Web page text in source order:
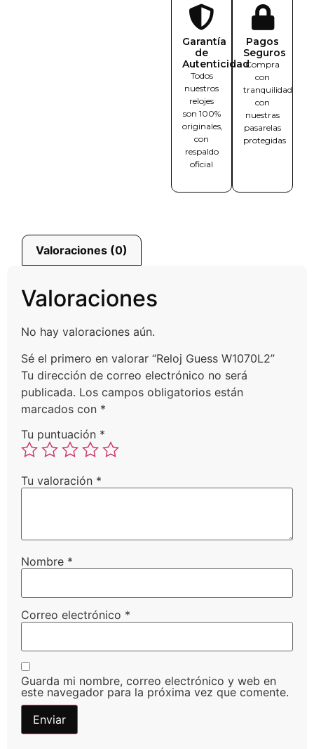
Garantía
de
Autenticidad
Todos
nuestros
relojes
son 100%
originales,
con
respaldo
oficial
Pagos
Seguros
Compra
con
tranquilidad
con
nuestras
pasarelas
protegidas
Valoraciones (0)
Valoraciones
No hay valoraciones aún.
Sé el primero en valorar “Reloj Guess W1070L2”
Tu dirección de correo electrónico no será
publicada. Los campos obligatorios están
marcados con *
Tu puntuación *
Tu valoración *
Nombre *
Correo electrónico *
Guarda mi nombre, correo electrónico y web en
este navegador para la próxima vez que comente.